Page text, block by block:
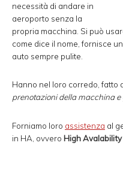
necessità di andare in
aeroporto senza la
propria macchina. Si può
come dice il nome, fornisce
auto sempre pulite.
Hanno nel loro corredo, fatto
prenotazioni della macchina
Forniamo loro assistenza al
in HA, ovvero High